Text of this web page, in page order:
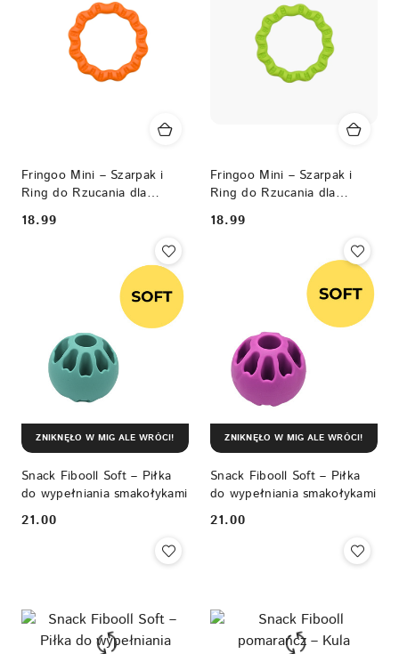
Fringoo Mini – Szarpak i
Ring do Rzucania dla
Mniejszych Psów
Cena:
18.99
Fringoo Mini – Szarpak i
Ring do Rzucania dla
Mniejszych Psów
Cena:
18.99
Snack Fibooll Soft – Piłka
do wypełniania smakołykami
Cena:
21.00
ZNIKNĘŁO W MIG ALE WRÓCI!
Snack Fibooll Soft – Piłka
do wypełniania smakołykami
Cena:
21.00
ZNIKNĘŁO W MIG ALE WRÓCI!